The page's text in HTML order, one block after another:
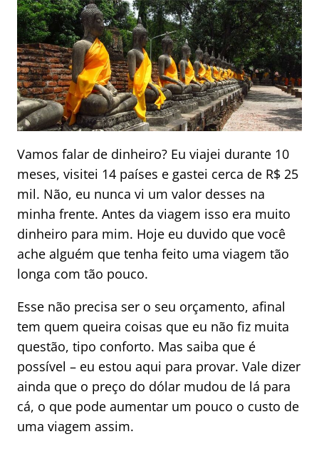
Vamos falar de dinheiro? Eu viajei durante 10
meses, visitei 14 países e gastei cerca de R$ 25
mil. Não, eu nunca vi um valor desses na
minha frente. Antes da viagem isso era muito
dinheiro para mim. Hoje eu duvido que você
ache alguém que tenha feito uma viagem tão
longa com tão pouco.
Esse não precisa ser o seu orçamento, afinal
tem quem queira coisas que eu não fiz muita
questão, tipo conforto. Mas saiba que é
possível – eu estou aqui para provar. Vale dizer
ainda que o preço do dólar mudou de lá para
cá, o que pode aumentar um pouco o custo de
uma viagem assim.